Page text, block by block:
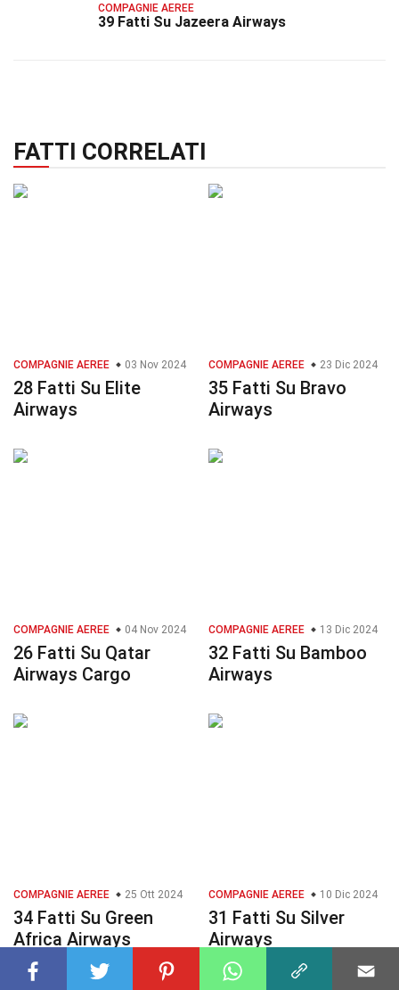
COMPAGNIE AEREE
39 Fatti Su Jazeera Airways
FATTI CORRELATI
COMPAGNIE AEREE 03 Nov 2024
28 Fatti Su Elite
Airways
COMPAGNIE AEREE 23 Dic 2024
35 Fatti Su Bravo
Airways
COMPAGNIE AEREE 04 Nov 2024
26 Fatti Su Qatar
Airways Cargo
COMPAGNIE AEREE 13 Dic 2024
32 Fatti Su Bamboo
Airways
COMPAGNIE AEREE 25 Ott 2024
34 Fatti Su Green
Africa Airways
COMPAGNIE AEREE 10 Dic 2024
31 Fatti Su Silver
Airways